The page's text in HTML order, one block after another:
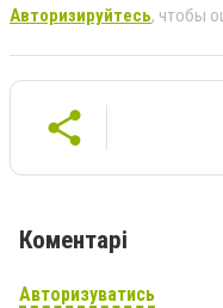
Авторизируйтесь, чтобы
Коментарі
Авторизуватись